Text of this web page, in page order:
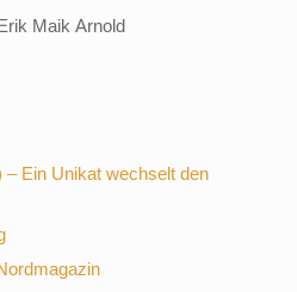
Maik Arnold
Ein Unikat wechselt den